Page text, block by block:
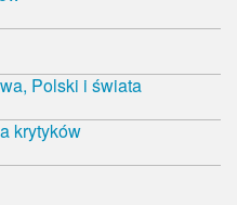
Polski i świata
krytyków